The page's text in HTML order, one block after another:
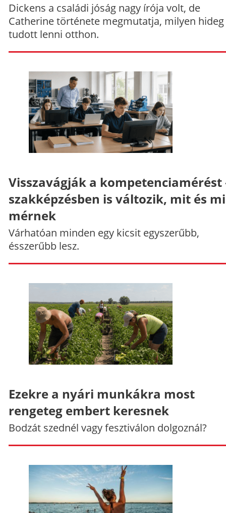
Dickens a családi jóság nagy írója volt, de
Catherine története megmutatja, milyen hideg
tudott lenni otthon.
Visszavágják a kompetenciamérést
szakképzésben is változik, mit és
mérnek
Várhatóan minden egy kicsit egyszerűbb,
ésszerűbb lesz.
Ezekre a nyári munkákra most
rengeteg embert keresnek
Bodzát szednél vagy fesztiválon dolgoznál?